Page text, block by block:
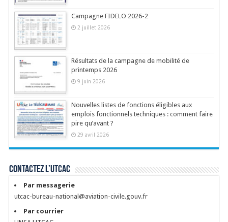
Campagne FIDELO 2026-2
2 juillet 2026
Résultats de la campagne de mobilité de
printemps 2026
9 juin 2026
Nouvelles listes de fonctions éligibles aux
emplois fonctionnels techniques : comment faire
pire qu’avant ?
29 avril 2026
Contactez l’UTCAC
Par messagerie
utcac-bureau-national@aviation-civile.gouv.fr
Par courrier